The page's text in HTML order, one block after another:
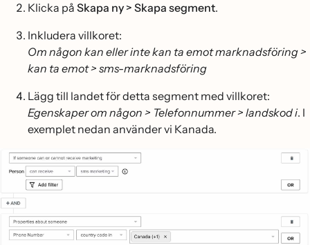
Klicka på Skapa ny > Skapa segment.
Inkludera villkoret:
Om någon kan eller inte kan ta emot marknadsföring >
kan ta emot > sms-marknadsföring
Lägg till landet för detta segment med villkoret:
Egenskaper om någon > Telefonnummer > landskod i. I
exemplet nedan använder vi Kanada.